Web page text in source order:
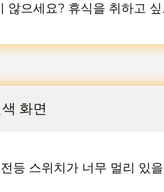
않으세요? 휴식을 취하고
화면
등 스위치가 너무 멀리 있